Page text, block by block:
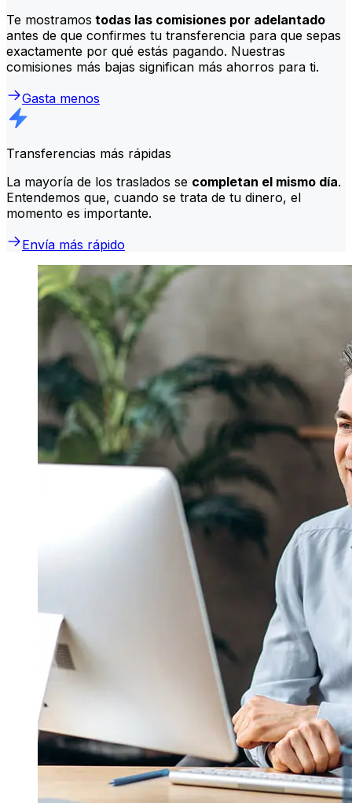
Te mostramos todas las comisiones por adelantado
antes de que confirmes tu transferencia para que sepas
exactamente por qué estás pagando. Nuestras
comisiones más bajas significan más ahorros para ti.
Gasta menos
Transferencias más rápidas
La mayoría de los traslados se completan el mismo día.
Entendemos que, cuando se trata de tu dinero, el
momento es importante.
Envía más rápido